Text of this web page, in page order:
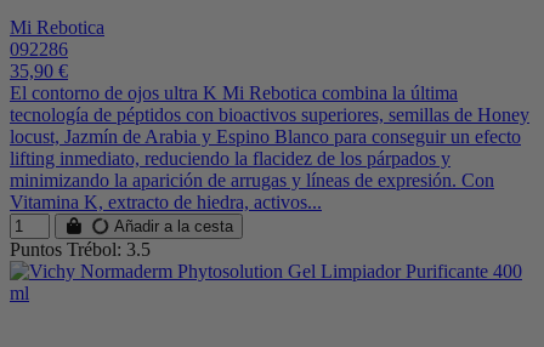
Mi Rebotica
092286
35,90 €
El contorno de ojos ultra K Mi Rebotica combina la última
tecnología de péptidos con bioactivos superiores, semillas de Honey
locust, Jazmín de Arabia y Espino Blanco para conseguir un efecto
lifting inmediato, reduciendo la flacidez de los párpados y
minimizando la aparición de arrugas y líneas de expresión. Con
Vitamina K, extracto de hiedra, activos...
Añadir a la cesta
Puntos Trébol: 3.5